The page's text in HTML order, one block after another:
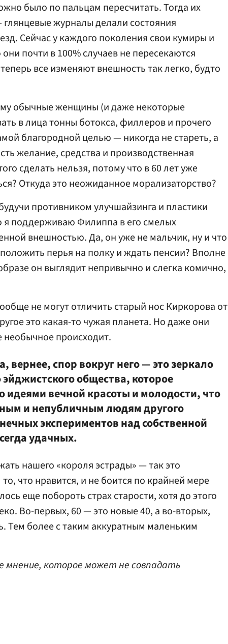
было по пальцам пересчитать. Тогда их
журналы делали состояния
Сейчас у каждого поколения свои кумиры и
почти в 100% случаев не пересекаются
все изменяют внешность так легко, будто
обычные женщины (и даже некоторые
в лица тонны ботокса, филлеров и прочего
благородной целью — никогда не стареть, а
желание, средства и производственная
сделать нельзя, потому что в 60 лет уже
Откуда это неожиданное морализаторство?
противником улучшайзинга и пластики
я поддерживаю Филиппа в его смелых
внешностью. Да, он уже не мальчик, ну и что
перья на полку и ждать пенсии? Вполне
он выглядит непривычно и слегка комично,
не могут отличить старый нос Киркорова от
это какая-то чужая планета. Но даже они
необычное происходит.
вернее, спор вокруг него — это зеркало
общества, которое
идеями вечной красоты и молодости, что
и непубличным людям другого
экспериментов над собственной
удачных.
нашего «короля эстрады» — так это
что нравится, и не боится по крайней мере
еще побороть страх старости, хотя до этого
Во-первых, 60 — это новые 40, а во-вторых,
Тем более с таким аккуратным маленьким
мнение, которое может не совпадать